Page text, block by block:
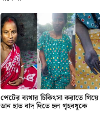
পেটের ব্যথার চিকিৎসা করাতে গিয়ে
ডান হাত বাদ দিতে হল গৃহবধূকে